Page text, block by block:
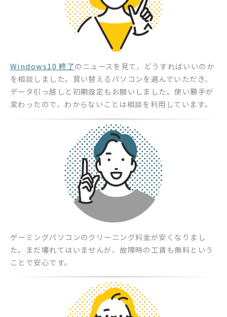
Windows10 終了のニュースを見て、どうすればいいのか
を相談しました。買い替えるパソコンを選んでいただき、
データ引っ越しと初期設定もお願いしました。使い勝手が
変わったので、わからないことは相談を利用しています。
ゲーミングパソコンのクリーニング料金が安くなりまし
た。まだ壊れてはいませんが、故障時の工賃も無料という
ことで安心です。